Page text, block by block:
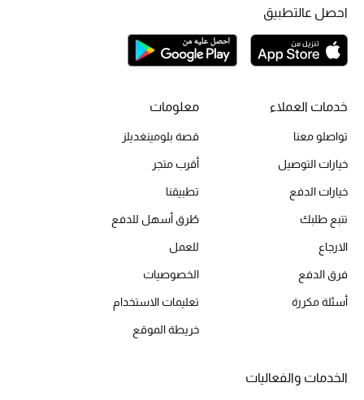
الموسم الجديد
أحذية النسائية
تشكيلة الأحذية
أحذية للأطفال
أبرز المصممين
أحذية مختارة
خدمات العملاء
تواصلو معنا
خيارات التوصيل
خيارات الدفع
تتبع طلبك
الارجاع
فرق الدفع
أسئلة مكررة
معلومات
قصة بلومينغديلز
أقرب متجر
تطبيقنا
طُرق أسهل للدفع
للعمل
الخصوصيات
تعليمات الاستخدام
خريطة الموقع
الخدمات والفعاليات
احصل عالتطبيق